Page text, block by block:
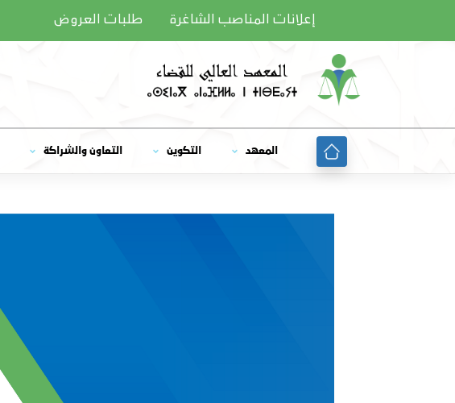
إعلانات المناصب الشاغرة طلبات العروض
المعهد التكوين التعاون والشراكة